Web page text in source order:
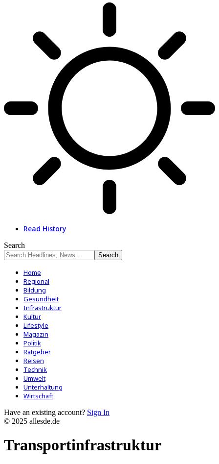
Read History
Search
Home
Regional
Bildung
Gesundheit
Infrastruktur
Kultur
Lifestyle
Magazin
Politik
Ratgeber
Reisen
Technik
Umwelt
Unterhaltung
Wirtschaft
Have an existing account? Sign In
© 2025 allesde.de
Transportinfrastruktur